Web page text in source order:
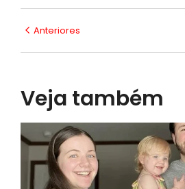
Anteriores
Veja também